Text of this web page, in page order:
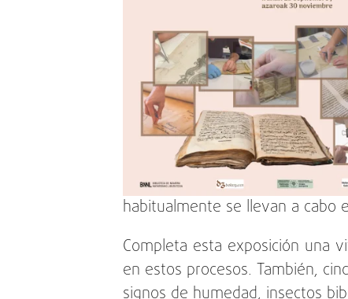
habitualmente se llevan a cabo
Completa esta exposición una
en estos procesos. También,
signos de humedad, insectos